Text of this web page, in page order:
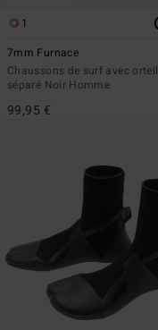
1
7mm Furnace
Chaussons de surf avec orteil
séparé Noir Homme
99,95 €